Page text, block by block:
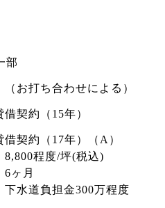
部
お打ち合わせによる）
契約（15年）
契約（17年）（A）
程度/坪(税込)
月
水道負担金300万程度